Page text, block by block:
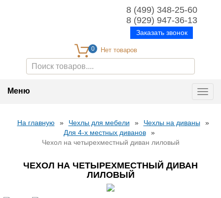
0
8 (499) 348-25-60
8 (929) 947-36-13
Заказать звонок
Меню
На главную » Чехлы для мебели » Чехлы на диваны
»
Для 4-х местных диванов
»
Чехол на четырехместный диван лиловый
ЧЕХОЛ НА ЧЕТЫРЕХМЕСТНЫЙ ДИВАН
ЛИЛОВЫЙ